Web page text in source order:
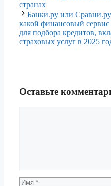
странах
Банки.ру или
какой финансовый сервис
для подбора кредитов,
страховых услуг в 2025
Оставьте
Имя